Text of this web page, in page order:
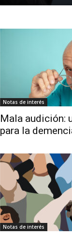
Notas de interés
Mala audición:
para la
Notas de interés